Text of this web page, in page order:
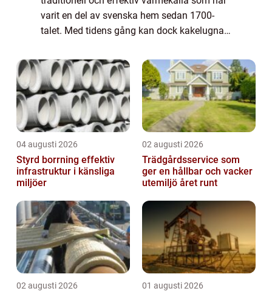
varit en del av svenska hem sedan 1700-
talet. Med tidens gång kan dock kakelugnar
funktionella och attraktiva som de en ...
04 augusti 2026
Styrd borrning effektiv
infrastruktur i känsliga
miljöer
02 augusti 2026
Trädgårdsservice som
ger en hållbar och vacker
utemiljö året runt
02 augusti 2026 01 augusti 2026